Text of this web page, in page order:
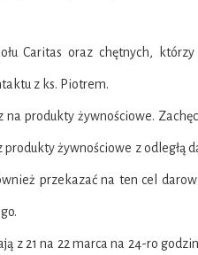
Caritas oraz chętnych,
z ks. Piotrem.
na produkty żywnościowe.
żywnościowe z odległą
przekazać na ten cel
z 21 na 22 marca na 24-ro